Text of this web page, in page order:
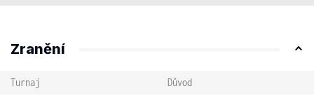
Zranění
Turnaj
Důvod